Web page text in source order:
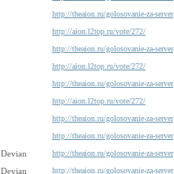
http://theaion.ru/golosovanie-za-server
http://aion.l2top.ru/vote/272/
http://theaion.ru/golosovanie-za-server
http://aion.l2top.ru/vote/272/
http://theaion.ru/golosovanie-za-server
http://aion.l2top.ru/vote/272/
http://theaion.ru/golosovanie-za-server
http://theaion.ru/golosovanie-za-server
Devian http://theaion.ru/golosovanie-za-server
Devian http://theaion.ru/golosovanie-za-server